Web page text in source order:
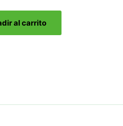
al carrito